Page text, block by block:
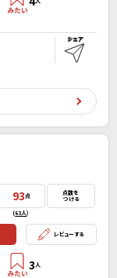
93点
(63人）
点数を
つける
レビューする
3人